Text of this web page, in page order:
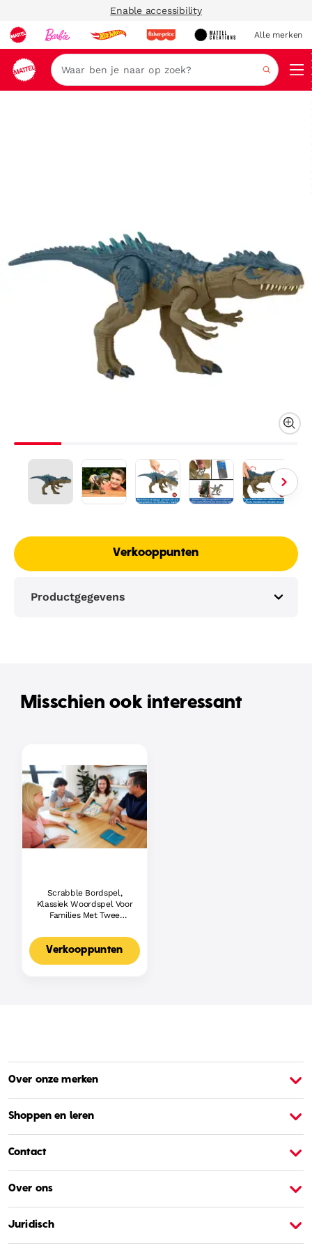
Enable accessibility
Alle merken
Zoeken
Verkooppunten
Productgegevens
Misschien ook interessant
Scrabble Bordspel,
Klassiek Woordspel Voor
Families Met Twee
Voor 2-4 Spelers,
Nederlandse Editie
Verkooppunten
Over onze merken
Shoppen en leren
Contact
Over ons
Juridisch